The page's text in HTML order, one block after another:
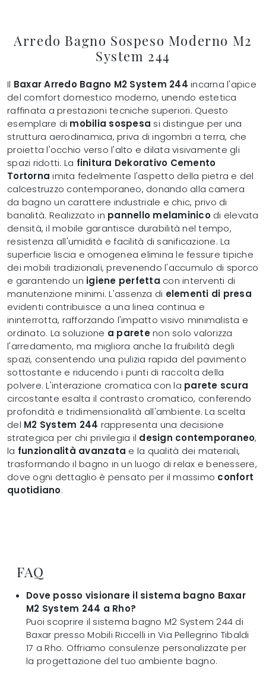
Arredo Bagno Sospeso Moderno M2
System 244
Il Baxar Arredo Bagno M2 System 244 incarna l'apice
del comfort domestico moderno, unendo estetica
raffinata a prestazioni tecniche superiori. Questo
esemplare di mobilia sospesa si distingue per una
struttura aerodinamica, priva di ingombri a terra, che
proietta l'occhio verso l'alto e dilata visivamente gli
spazi ridotti. La finitura Dekorativo Cemento
Tortorna imita fedelmente l'aspetto della pietra e del
calcestruzzo contemporaneo, donando alla camera
da bagno un carattere industriale e chic, privo di
banalità. Realizzato in pannello melaminicodi elevata
densità, il mobile garantisce durabilità nel tempo,
resistenza all'umidità e facilità di sanificazione. La
superficie liscia e omogenea elimina le fessure tipiche
dei mobili tradizionali, prevenendo l'accumulo di sporco
e garantendo un igiene perfetta con interventi di
manutenzione minimi. L'assenza di elementi di presa
evidenti contribuisce a una linea continua e
ininterrotta, rafforzando l'impatto visivo minimalista e
ordinato. La soluzione a paretenon solo valorizza
l'arredamento, ma migliora anche la fruibilità degli
spazi, consentendo una pulizia rapida del pavimento
sottostante e riducendo i punti di raccolta della
polvere. L'interazione cromatica con la parete scura
circostante esalta il contrasto cromatico, conferendo
profondità e tridimensionalità all'ambiente. La scelta
del M2 System 244 rappresenta una decisione
strategica per chi privilegia il design contemporaneo,
la funzionalità avanzata e la qualità dei materiali,
trasformando il bagno in un luogo di relax e benessere,
dove ogni dettaglio è pensato per il massimo confort
quotidiano.
FAQ
Dove posso visionare il sistema bagno Baxar
M2 System 244 a Rho?
Puoi scoprire il sistema bagno M2 System 244 di
Baxar presso Mobili Riccelli in Via Pellegrino Tibaldi
17 a Rho. Offriamo consulenze personalizzate per
la progettazione del tuo ambiente bagno.